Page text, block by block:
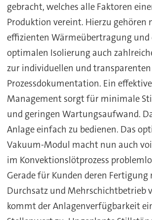
gebracht, welches alle Faktoren
Produktion vereint. Hierzu gehören
effizienten Wärmeübertragung und
optimalen Isolierung auch
zur individuellen und transparenten
Prozessdokumentation. Ein
Management sorgt für minimale
und geringen Wartungsaufwand.
Anlage einfach zu bedienen. Das
Vakuum-Modul macht nun auch
im Konvektionslötprozess
Gerade für Kunden deren
Durchsatz und Mehrschichtbetrieb
kommt der Anlagenverfügbarkeit